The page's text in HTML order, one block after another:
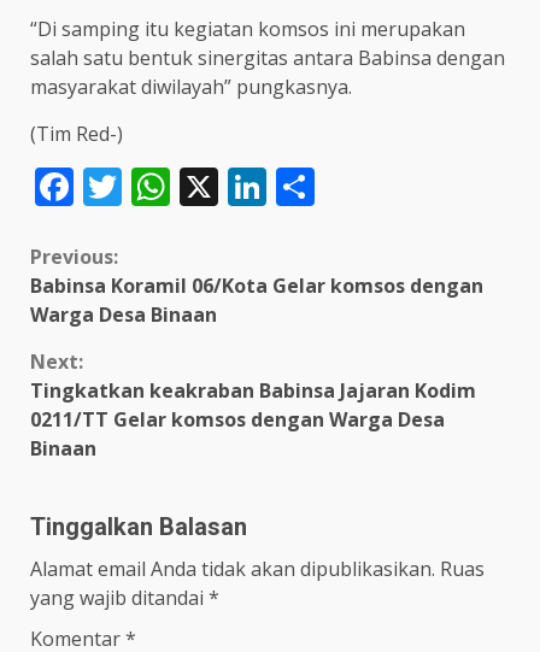
“Di samping itu kegiatan komsos ini merupakan
salah satu bentuk sinergitas antara Babinsa dengan
masyarakat diwilayah” pungkasnya.
(Tim Red-)
Facebook
Twitter
WhatsApp
X LinkedIn
Continue
Reading
Previous:
Babinsa Koramil 06/Kota Gelar komsos dengan
Warga Desa Binaan
Next:
Tingkatkan keakraban Babinsa Jajaran Kodim
0211/TT Gelar komsos dengan Warga Desa
Binaan
Tinggalkan Balasan
Alamat email Anda tidak akan dipublikasikan. Ruas
yang wajib ditandai *
Komentar*